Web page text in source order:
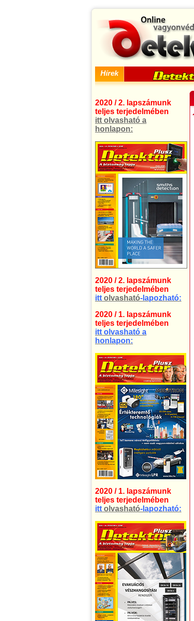
Hírek
2020 / 2. lapszámunk
teljes terjedelmében
itt olvasható a
honlapon:
2020 / 2. lapszámunk
teljes terjedelmében
itt olvasható-lapozható:
2020 / 1. lapszámunk
teljes terjedelmében
itt olvasható a
honlapon:
2020 / 1. lapszámunk
teljes terjedelmében
itt olvasható-lapozható: